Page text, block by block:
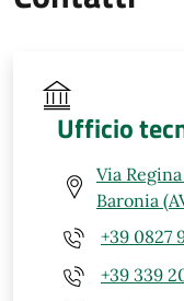
Ufficio
Via
Baronia
+39 0827
+39 339